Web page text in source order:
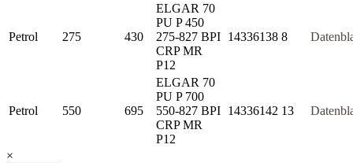
Petrol 275 430
ELGAR 70
PU P 450
275-827 BPI
CRP MR
P12
14336138 8
Petrol 550 695
ELGAR 70
PU P 700
550-827 BPI
CRP MR
P12
14336142 13
×